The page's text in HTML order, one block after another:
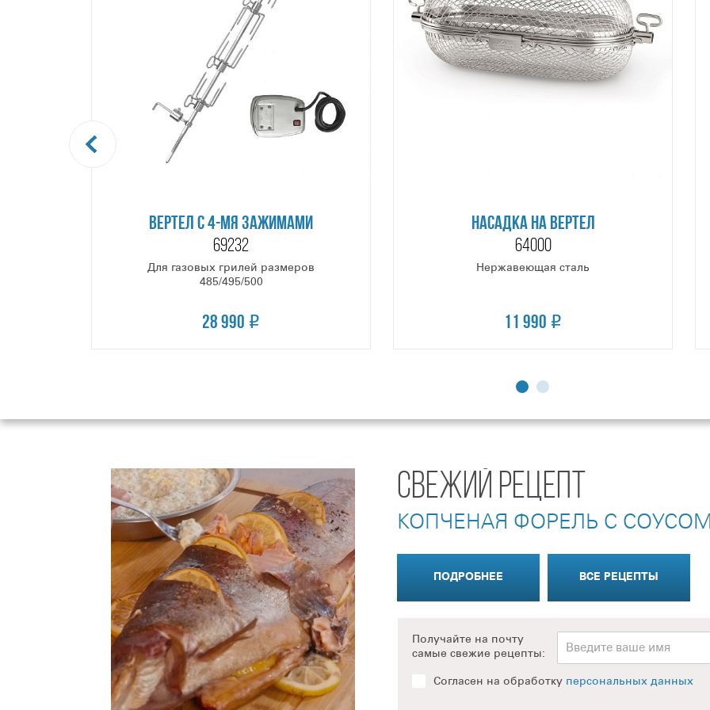
ВЕРТЕЛ С 4-МЯ ЗАЖИМАМИ
69232
Для газовых грилей размеров
485/495/500
28 990
НАСАДКА НА ВЕРТЕЛ
64000
Нержавеющая сталь
11 990
СВЕЖИЙ РЕЦЕПТ
КОПЧЕНАЯ ФОРЕЛЬ С СОУСОМ
ПОДРОБНЕЕ ВСЕ РЕЦЕПТЫ
Получайте на почту
самые свежие рецепты:
Согласен на обработку персональных данных